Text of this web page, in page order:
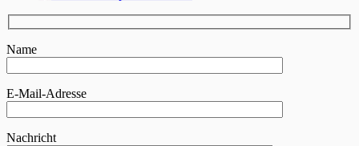
Name
E-Mail-Adresse
Nachricht